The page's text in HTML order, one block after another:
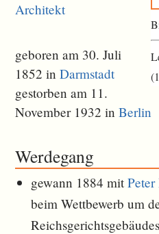
Architekt
geboren am 30. Juli
1852 inDarmstadt
gestorben am 11.
November 1932 inBerlin
Werdegang
gewann 1884 mit
beim Wettbewerb um